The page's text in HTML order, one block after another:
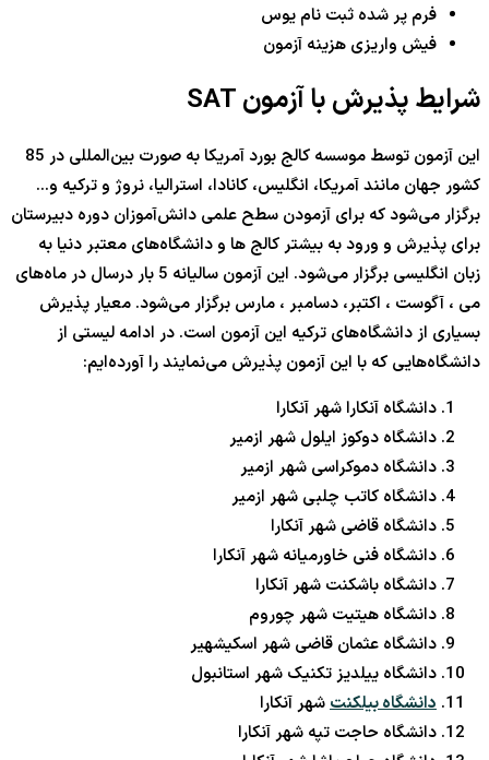
فرم پر شده ثبت نام یوس
فیش واریزی هزینه آزمون
شرایط پذیرش با آزمون SAT
این آزمون توسط موسسه کالج بورد آمریکا به صورت بین‌المللی در 85
کشور جهان مانند آمریکا، انگلیس، کانادا، استرالیا، نروژ و ترکیه و…
برگزار می‌شود که برای آزمودن سطح علمی دانش‌آموزان دوره دبیرستان
برای پذیرش و ورود به بیشتر کالج ها و دانشگاه‌های معتبر دنیا به
زبان انگلیسی برگزار می‌شود. این آزمون سالیانه 5 بار درسال در ماه‌های
می ، آگوست ، اکتبر‌، دسامبر‌ ، مارس برگزار می‌شود. معیار پذیرش
بسیاری از دانشگاه‌های ترکیه این آزمون است. در ادامه لیستی از
دانشگاه‌هایی که با این آزمون پذیرش می‌نمایند را آورده‌ایم:
دانشگاه آنکارا شهر آنکارا
دانشگاه دوکوز ایلول شهر ازمیر
دانشگاه دموکراسی شهر ازمیر
دانشگاه کاتب چلبی شهر ازمیر
دانشگاه قاضی شهر آنکارا
دانشگاه فنی خاورمیانه شهر آنکارا
دانشگاه باشکنت شهر آنکارا
دانشگاه هیتیت شهر چوروم
دانشگاه عثمان قاضی شهر اسکیشهیر
دانشگاه ییلدیز تکنیک شهر استانبول
دانشگاه بیلکنتشهر آنکارا
دانشگاه حاجت تپه شهر آنکارا